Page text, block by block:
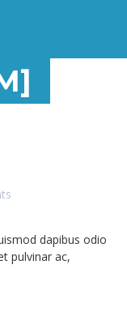
dapibus odio
pulvinar ac,